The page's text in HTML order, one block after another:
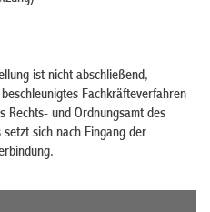
ist nicht abschließend,
Fachkräfteverfahren
Rechts- und Ordnungsamt des
sich nach Eingang der